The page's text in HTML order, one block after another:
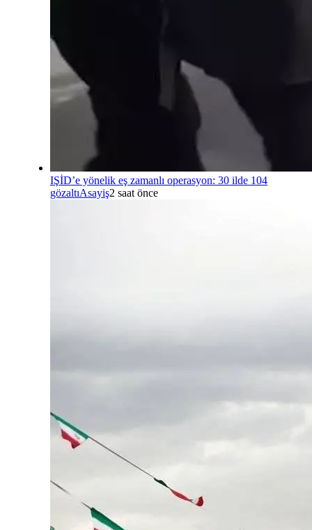
IŞİD’e yönelik eş zamanlı operasyon: 30 ilde 104
gözaltıAsayiş2 saat önce